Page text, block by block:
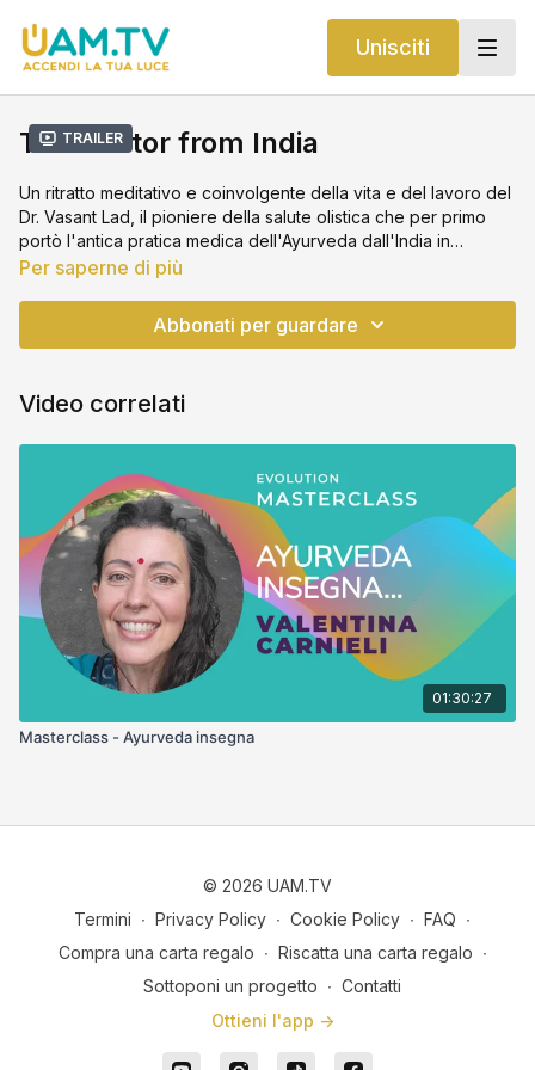
Unisciti
Trailer
The doctor from India
Un ritratto meditativo e coinvolgente della vita e del lavoro del
Dr. Vasant Lad, il pioniere della salute olistica che per primo
portò l'antica pratica medica dell'Ayurveda dall'India in
Occidente alla fine degli anni '70. Il Dr. Lad ha dedicato la sua
degli USA. Questa è la storia bella e stimolante di un uomo che
del nostro corpo e del nostro spirito.
Per saperne di più
Abbonati per guardare
Video correlati
01:30:27
Masterclass - Ayurveda insegna
© 2026 UAM.TV
Termini ∙ Privacy Policy ∙ Cookie Policy ∙ FAQ ∙
Compra una carta regalo ∙ Riscatta una carta regalo ∙
Sottoponi un progetto ∙ Contatti
Ottieni l'app ->